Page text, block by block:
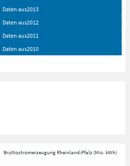
Daten aus2013
Daten aus2012
Daten aus2011
Daten aus2010
Bruttostromerzeugung Rheinland-Pfalz (Mio. kWh)